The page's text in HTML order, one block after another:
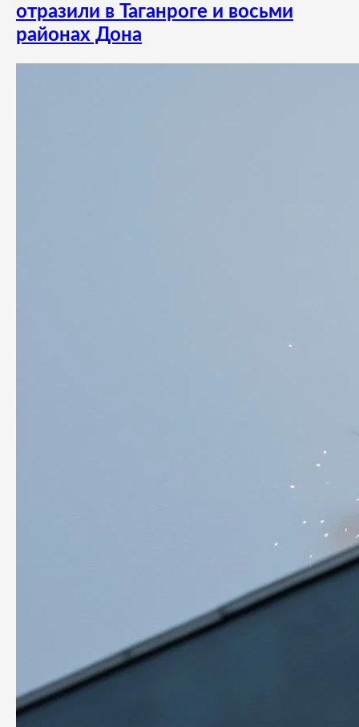
отразили в Таганроге и восьми
районах Дона